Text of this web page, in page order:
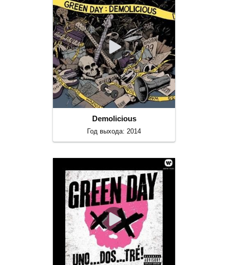
Demolicious
Год выхода: 2014